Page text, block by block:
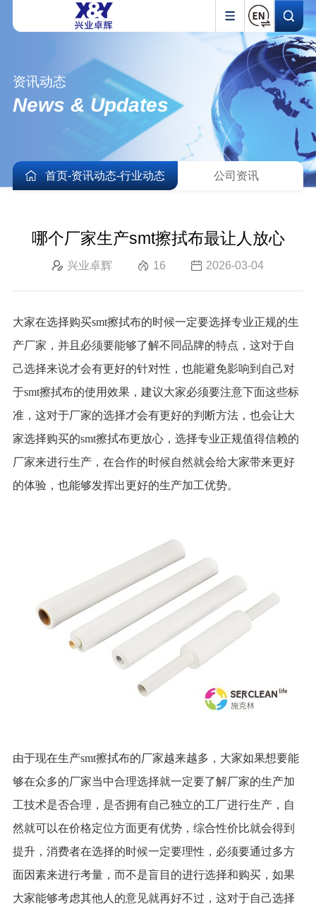
资讯动态
News & Updates
首页-资讯动态-行业动态 公司资讯
哪个厂家生产smt擦拭布最让人放心
兴业卓辉 16 2026-03-04
大家在选择购买smt擦拭布的时候一定要选择专业正规的生
产厂家，并且必须要能够了解不同品牌的特点，这对于自
己选择来说才会有更好的针对性，也能避免影响到自己对
于smt擦拭布的使用效果，建议大家必须要注意下面这些标
准，这对于厂家的选择才会有更好的判断方法，也会让大
家选择购买的smt擦拭布更放心，选择专业正规值得信赖的
厂家来进行生产，在合作的时候自然就会给大家带来更好
的体验，也能够发挥出更好的生产加工优势。
由于现在生产smt擦拭布的厂家越来越多，大家如果想要能
够在众多的厂家当中合理选择就一定要了解厂家的生产加
工技术是否合理，是否拥有自己独立的工厂进行生产，自
然就可以在价格定位方面更有优势，综合性价比就会得到
提升，消费者在选择的时候一定要理性，必须要通过多方
面因素来进行考量，而不是盲目的进行选择和购买，如果
大家能够考虑其他人的意见就再好不过，这对于自己选择